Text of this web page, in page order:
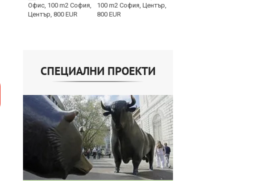
100 m2 София, Център,
800 EUR
СПЕЦИАЛНИ ПРОЕКТИ